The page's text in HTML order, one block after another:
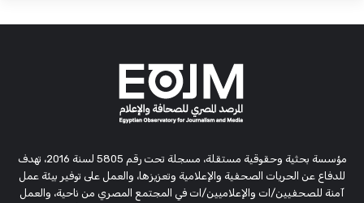
مؤسسة بحثية وحقوقية مستقلة، مسجلة تحت رقم 5805 لسنة 2016، تهدف
للدفاع عن الحريات الصحفية والإعلامية وتعزيزها، والعمل على توفير بيئة عمل
آمنة للصحفيين/ات والإعلاميين/ات في المجتمع المصري من ناحية، والعمل